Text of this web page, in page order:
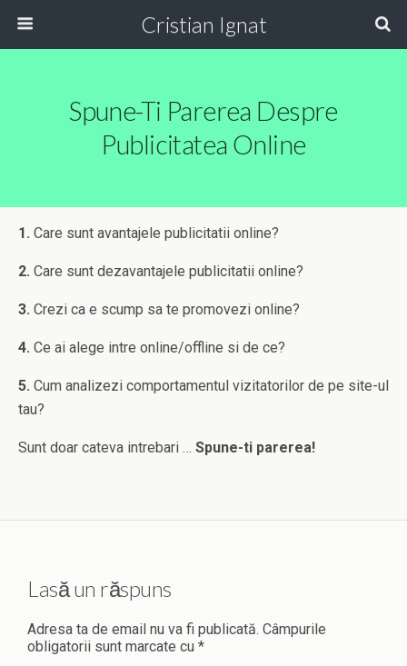
Cristian Ignat
Spune-Ti Parerea Despre
Publicitatea Online
1. Care sunt avantajele publicitatii online?
2. Care sunt dezavantajele publicitatii online?
3. Crezi ca e scump sa te promovezi online?
4. Ce ai alege intre online/offline si de ce?
5. Cum analizezi comportamentul vizitatorilor de pe site-ul
tau?
Sunt doar cateva intrebari … Spune-ti parerea!
Lasă un răspuns
Adresa ta de email nu va fi publicată. Câmpurile
obligatorii sunt marcate cu *